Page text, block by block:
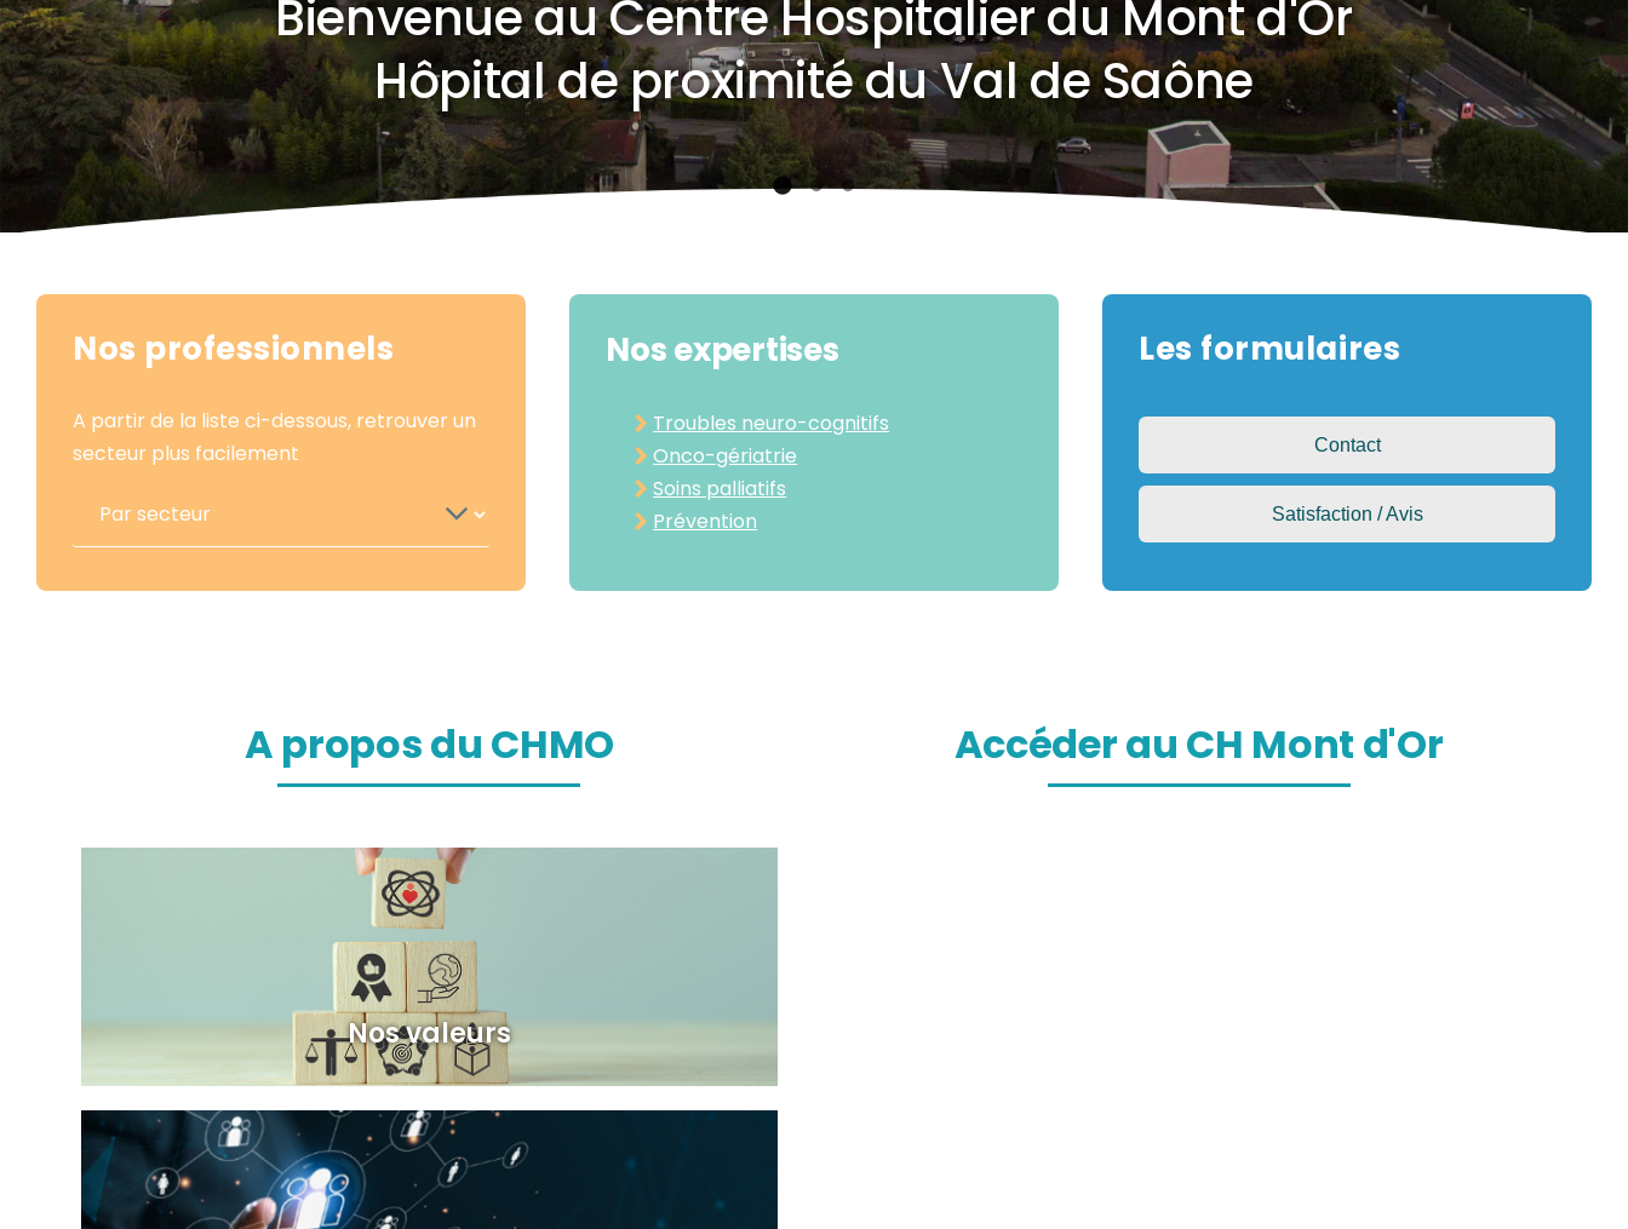
Bienvenue au Centre Hospitalier du Mont d'Or
Hôpital de proximité du Val de Saône
Nos professionnels
A partir de la liste ci-dessous, retrouver un
secteur plus facilement
Nos expertises
Troubles neuro-cognitifs
Onco-gériatrie
Soins palliatifs
Prévention
Les formulaires
Contact
Satisfaction / Avis
A propos du CHMO
Nos valeurs
Accéder au CH Mont d'Or